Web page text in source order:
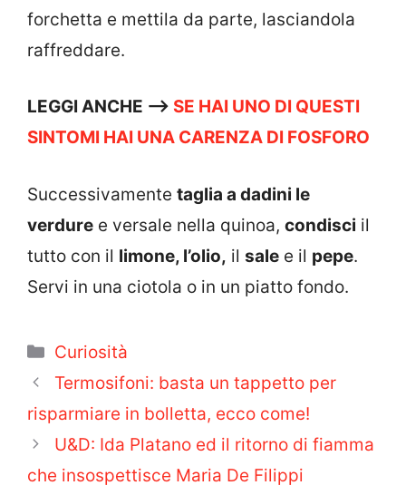
forchetta e mettila da parte, lasciandola
raffreddare.
LEGGI ANCHE –> SE HAI UNO DI QUESTI
SINTOMI HAI UNA CARENZA DI FOSFORO
Successivamente taglia a dadini le
verdure e versale nella quinoa, condisci il
tutto con il limone, l’olio, il sale e il pepe.
Servi in una ciotola o in un piatto fondo.
Categorie
Curiosità
Termosifoni: basta un tappetto per
risparmiare in bolletta, ecco come!
U&D: Ida Platano ed il ritorno di fiamma
che insospettisce Maria De Filippi